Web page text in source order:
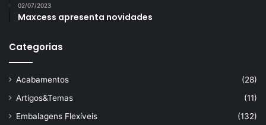
02/07/2023
Maxcess apresenta novidades
Categorias
Acabamentos
(28)
Artigos&Temas
(11)
Embalagens Flexíveis
(132)